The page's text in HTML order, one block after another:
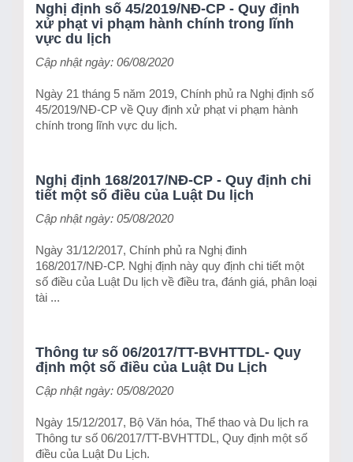
Nghị định số 45/2019/NĐ-CP - Quy định
xử phạt vi phạm hành chính trong lĩnh
vực du lịch
Cập nhật ngày: 06/08/2020
Ngày 21 tháng 5 năm 2019, Chính phủ ra Nghị định số
45/2019/NĐ-CP về Quy định xử phạt vi phạm hành
chính trong lĩnh vực du lịch.
Nghị định 168/2017/NĐ-CP - Quy định chi
tiết một số điều của Luật Du lịch
Cập nhật ngày: 05/08/2020
Ngày 31/12/2017, Chính phủ ra Nghị đinh
168/2017/NĐ-CP. Nghị định này quy định chi tiết một
số điều của Luật Du lịch về điều tra, đánh giá, phân loại
tài ...
Thông tư số 06/2017/TT-BVHTTDL- Quy
định một số điều của Luật Du Lịch
Cập nhật ngày: 05/08/2020
Ngày 15/12/2017, Bộ Văn hóa, Thể thao và Du lịch ra
Thông tư số 06/2017/TT-BVHTTDL, Quy định một số
điều của Luật Du Lịch.